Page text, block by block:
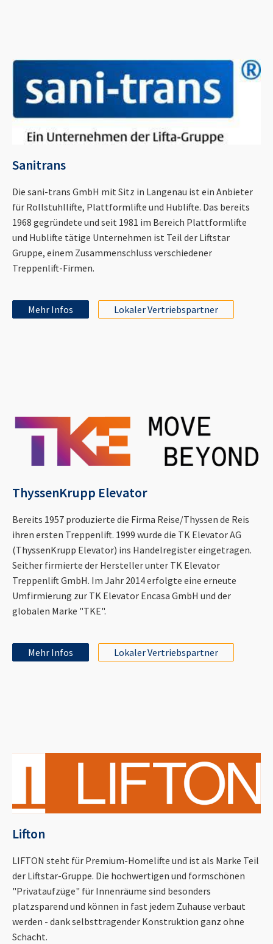
Sanitrans
Die sani-trans GmbH mit Sitz in Langenau ist ein Anbieter
für Rollstuhllifte, Plattformlifte und Hublifte. Das bereits
1968 gegründete und seit 1981 im Bereich Plattformlifte
und Hublifte tätige Unternehmen ist Teil der Liftstar
Gruppe, einem Zusammenschluss verschiedener
Treppenlift-Firmen.
Mehr Infos Lokaler Vertriebspartner
ThyssenKrupp Elevator
Bereits 1957 produzierte die Firma Reise/Thyssen de Reis
ihren ersten Treppenlift. 1999 wurde die TK Elevator AG
(ThyssenKrupp Elevator) ins Handelregister eingetragen.
Seither firmierte der Hersteller unter TK Elevator
Treppenlift GmbH. Im Jahr 2014 erfolgte eine erneute
Umfirmierung zur TK Elevator Encasa GmbH und der
globalen Marke "TKE".
Mehr Infos Lokaler Vertriebspartner
Lifton
LIFTON steht für Premium-Homelifte und ist als Marke Teil
der Liftstar-Gruppe. Die hochwertigen und formschönen
"Privataufzüge" für Innenräume sind besonders
platzsparend und können in fast jedem Zuhause verbaut
werden - dank selbsttragender Konstruktion ganz ohne
Schacht.